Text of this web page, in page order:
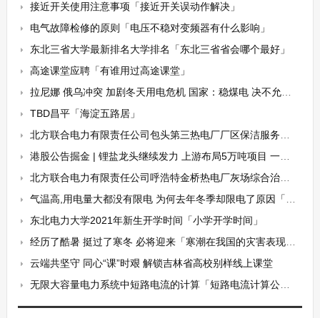
接近开关使用注意事项「接近开关误动作解决」
电气故障检修的原则「电压不稳对变频器有什么影响」
东北三省大学最新排名大学排名「东北三省省会哪个最好」
高途课堂应聘「有谁用过高途课堂」
拉尼娜 俄乌冲突 加剧冬天用电危机 国家：稳煤电 决不允许拉闸限电
TBD昌平「海淀五路居」
北方联合电力有限责任公司包头第三热电厂厂区保洁服务招标公告
港股公告掘金 | 锂盐龙头继续发力 上游布局5万吨项目 一期实现2.5万吨氢氧化锂产能
北方联合电力有限责任公司呼浩特金桥热电厂灰场综合治理招标公告
气温高,用电量大都没有限电 为何去年冬季却限电了原因「用电量过高」
东北电力大学2021年新生开学时间「小学开学时间」
经历了酷暑 挺过了寒冬 必将迎来「寒潮在我国的灾害表现一般有」
云端共坚守 同心“课”时艰 解锁吉林省高校别样线上课堂
无限大容量电力系统中短路电流的计算「短路电流计算公式」